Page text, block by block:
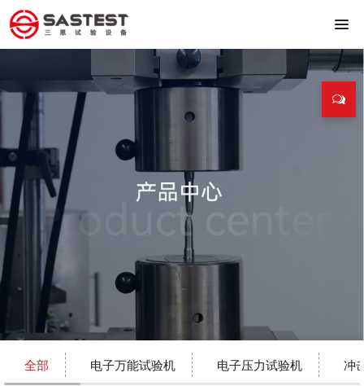
全部 电子万能试验机 电子压力试验机 冲